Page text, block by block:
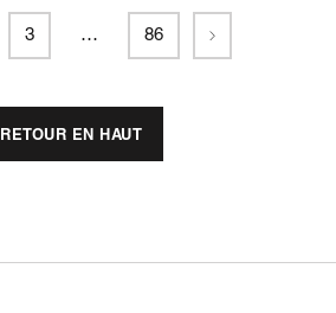
3 … 86 Suivant
RETOUR EN HAUT